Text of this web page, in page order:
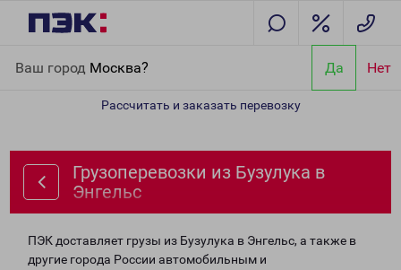
Ваш город Москва? Да Нет
Рассчитать и заказать перевозку
Грузоперевозки из Бузулука в
Энгельс
ПЭК доставляет грузы из Бузулука в Энгельс, а также в
другие города России автомобильным и